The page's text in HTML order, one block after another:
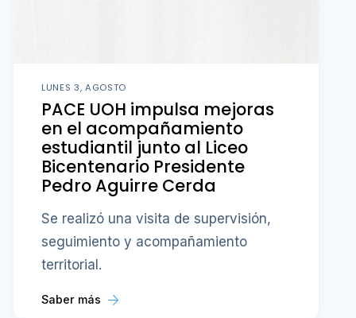
LUNES 3, AGOSTO
PACE UOH impulsa mejoras
en el acompañamiento
estudiantil junto al Liceo
Bicentenario Presidente
Pedro Aguirre Cerda
Se realizó una visita de supervisión,
seguimiento y acompañamiento
territorial.
Saber más